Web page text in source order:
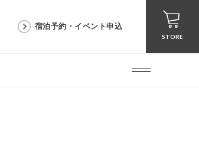
STORE
宿泊予約・イベント申込